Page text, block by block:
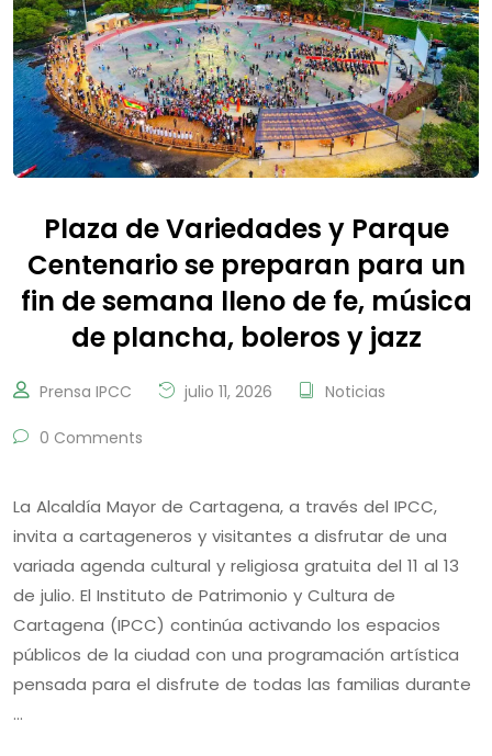
Plaza de Variedades y Parque
Centenario se preparan para un
fin de semana lleno de fe, música
de plancha, boleros y jazz
Prensa IPCC julio 11, 2026 Noticias
0 Comments
La Alcaldía Mayor de Cartagena, a través del IPCC,
invita a cartageneros y visitantes a disfrutar de una
variada agenda cultural y religiosa gratuita del 11 al 13
de julio. El Instituto de Patrimonio y Cultura de
Cartagena (IPCC) continúa activando los espacios
públicos de la ciudad con una programación artística
pensada para el disfrute de todas las familias durante
…